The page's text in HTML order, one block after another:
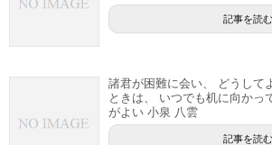
記事を読む
諸君が困難に会い、 どうして
ときは、 いつでも机に向かっ
がよい 小泉 八雲
記事を読む